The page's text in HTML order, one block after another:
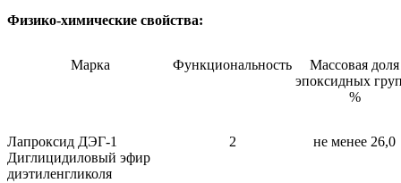
Физико-химические свойства:
Марка Функциональность
Массовая доля
эпоксидных
%
Лапроксид ДЭГ-1
Диглицидиловый эфир
диэтиленгликоля
2 не менее 26,0